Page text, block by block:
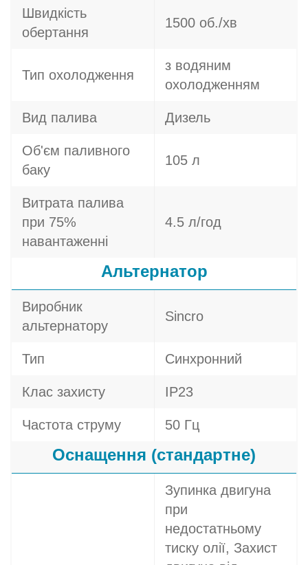
Швидкість
обертання
1500 об./хв
Тип охолодження
з водяним
охолодженням
Вид палива Дизель
Об'єм паливного
баку
105 л
Витрата палива
при 75%
навантаженні
4.5 л/год
Альтернатор
Виробник
альтернатору
Sincro
Тип Синхронний
Клас захисту IP23
Частота струму 50 Гц
Оснащення (стандартне)
Зупинка двигуна
при
недостатньому
тиску олії, Захист